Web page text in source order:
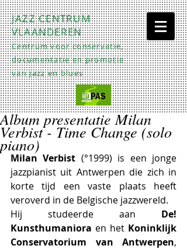
JAZZ CENTRUM
VLAANDEREN
Centrum voor conservatie,
documentatie en promotie
van jazz en blues
Album presentatie Milan
Verbist - Time Change (solo
piano)
Milan Verbist (°1999) is een jonge
jazzpianist uit Antwerpen die zich in
korte tijd een vaste plaats heeft
veroverd in de Belgische jazzwereld.
Hij studeerde aan De!
Kunsthumaniora en het Koninklijk
Conservatorium van Antwerpen,